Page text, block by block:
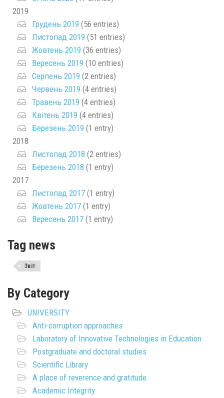
2019
Грудень 2019 (56 entries)
Листопад 2019 (51 entries)
Жовтень 2019 (36 entries)
Вересень 2019 (10 entries)
Серпень 2019 (2 entries)
Червень 2019 (4 entries)
Травень 2019 (4 entries)
Квітень 2019 (4 entries)
Березень 2019 (1 entry)
2018
Листопад 2018 (2 entries)
Березень 2018 (1 entry)
2017
Листопад 2017 (1 entry)
Жовтень 2017 (1 entry)
Вересень 2017 (1 entry)
Tag news
Звіт
By Category
UNIVERSITY
Anti-corruption approaches
Laboratory of Innovative Technologies in Education
Postgraduate and doctoral studies
Scientific Library
A place of reverence and gratitude
Academic Integrity